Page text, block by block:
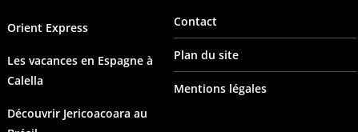
Orient Express
Les vacances en Espagne à
Calella
Découvrir Jericoacoara au
Contact
Plan du site
Mentions légales